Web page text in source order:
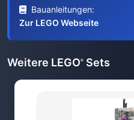
Bauanleitungen:
Zur LEGO Webseite
Weitere LEGO® Sets